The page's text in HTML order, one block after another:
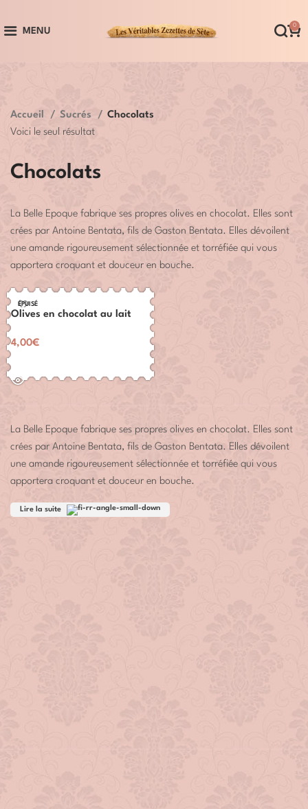
MENU
0
Accueil Sucrés
Chocolats
Voici le seul résultat
Chocolats
La Belle Epoque fabrique ses propres olives en chocolat. Elles sont
crées par Antoine Bentata, fils de Gaston Bentata. Elles dévoilent
une amande rigoureusement sélectionnée et torréfiée qui vous
apportera croquant et douceur en bouche.
ÉPUISÉ
Olives en chocolat au lait
4,00€
La Belle Epoque fabrique ses propres olives en chocolat. Elles sont
crées par Antoine Bentata, fils de Gaston Bentata. Elles dévoilent
une amande rigoureusement sélectionnée et torréfiée qui vous
apportera croquant et douceur en bouche.
Lire la suite